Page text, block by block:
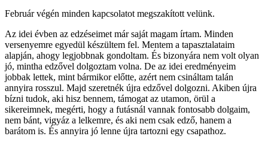
Február végén minden kapcsolatot megszakított velünk.
Az idei évben az edzéseimet már saját magam írtam. Minden
versenyemre egyedül készültem fel. Mentem a tapasztalataim
alapján, ahogy legjobbnak gondoltam. És bizonyára nem volt olyan
jó, mintha edzővel dolgoztam volna. De az idei eredményeim
jobbak lettek, mint bármikor előtte, azért nem csináltam talán
annyira rosszul. Majd szeretnék újra edzővel dolgozni. Akiben újra
bízni tudok, aki hisz bennem, támogat az utamon, örül a
sikereimnek, megérti, hogy a futásnál vannak fontosabb dolgaim,
nem bánt, vigyáz a lelkemre, és aki nem csak edző, hanem a
barátom is. És annyira jó lenne újra tartozni egy csapathoz.